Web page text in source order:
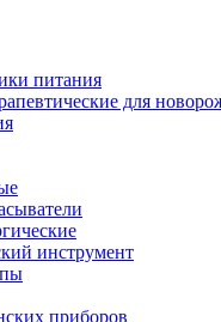
питания
для
инструмент
приборов